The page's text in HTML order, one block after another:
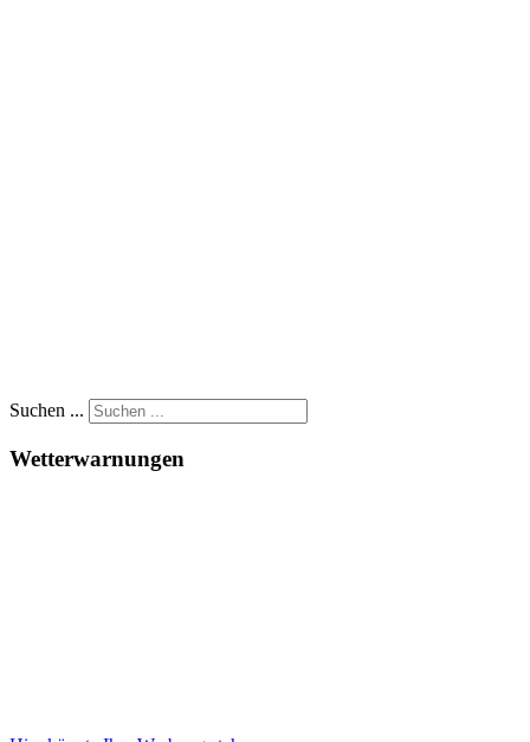
Suchen ...
Wetterwarnungen